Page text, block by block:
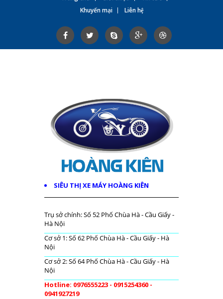
Khuyến mại
Liên hệ
SIÊU THỊ XE MÁY HOÀNG KIÊN
Trụ sở chính: Số 52 Phố Chùa Hà - Cầu Giấy -
Hà Nội
Cơ sở 1: Số 62 Phố Chùa Hà - Cầu Giấy - Hà
Nội
Cơ sở 2: Số 64 Phố Chùa Hà - Cầu Giấy - Hà
Nội
Hotline: 0976555223 - 0915254360 -
0941927219